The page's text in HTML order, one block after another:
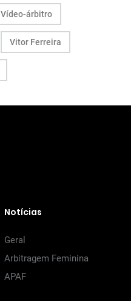
Vídeo-árbitro
Vitor Ferreira
Notícias
Geral
Arbitragem Feminina
APAF